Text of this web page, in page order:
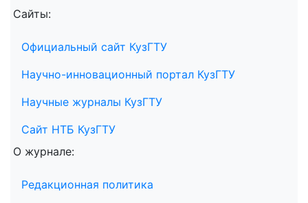
Сайты:
Официальный сайт КузГТУ
Научно-инновационный портал КузГТУ
Научные журналы КузГТУ
Сайт НТБ КузГТУ
О журнале:
Редакционная политика